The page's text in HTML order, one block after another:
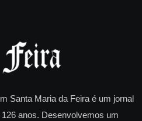
Santa Maria da Feira é um jornal
anos. Desenvolvemos um